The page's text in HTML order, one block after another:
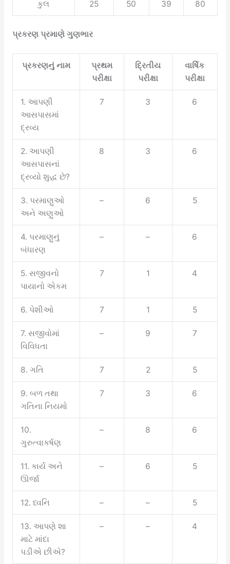
કુલ 25 50 39 80
પ્રકરણ પ્રમાણે ગુણભાર
પ્રકરણનું નામ
પ્રથમ
પરીક્ષા
દ્રિતીય
પરીક્ષા
વાર્ષિક
પરીક્ષા
1. આપણી
આસપાસમાં
દ્રવ્ય
7 3 6
2. આપણી
આસપાસનાં
દ્રવ્યો શુદ્ધ છે?
8 3 6
3. પરમાણુઓ
અને અણુઓ
– 6 5
4. પરમાણુનું
બંધારણ
– – 6
5. સજીવનો
પાયાનો એકમ
7 1 4
6. પેશીઓ 7 1 5
7. સજીવોમાં
વિવિધતા
– 9 7
8. ગતિ 7 2 5
9. બળ તથા
ગતિના નિયમો
7 3 6
10.
ગુરુત્વાકર્ષણ
– 8 6
11. કાર્ય અને
ઊર્જા
– 6 5
12. ધ્વનિ – – 5
13. આપણે શા
માટે માંદા
પડીએ છીએ?
– – 4